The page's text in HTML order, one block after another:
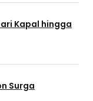
Kapal hingga
Surga